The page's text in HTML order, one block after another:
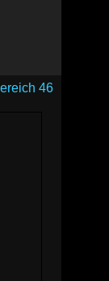
46